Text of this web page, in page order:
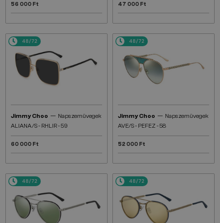
56 000 Ft 47 000 Ft
48/72
Jimmy Choo — Napszemüvegek
ALIANA/S - RHLIR - 59
60 000 Ft
48/72
Jimmy Choo — Napszemüvegek
AVE/S - PEFEZ - 58
52 000 Ft
48/72 48/72